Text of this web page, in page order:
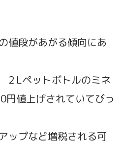
値段があがる傾向にあ
２Lペットボトルのミネ
円値上げされていてびっ
ップなど増税される可